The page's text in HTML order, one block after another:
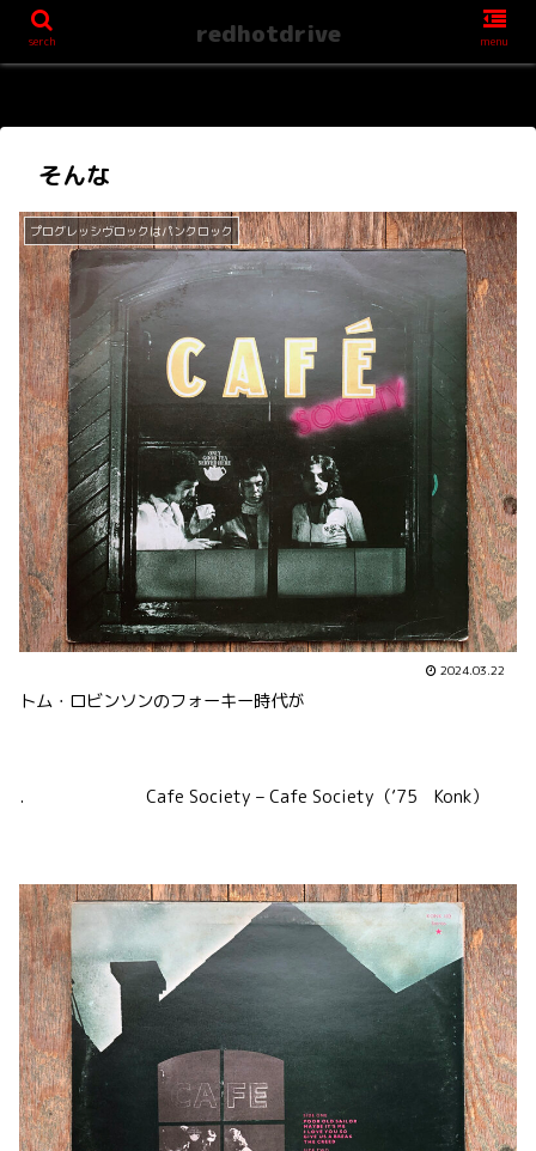
そんな
プログレッシヴロックはパンクロック
2024.03.22
トム・ロビンソンのフォーキー時代が
. Cafe Society – Cafe Society（’75 Konk）
serch redhotdrive menu